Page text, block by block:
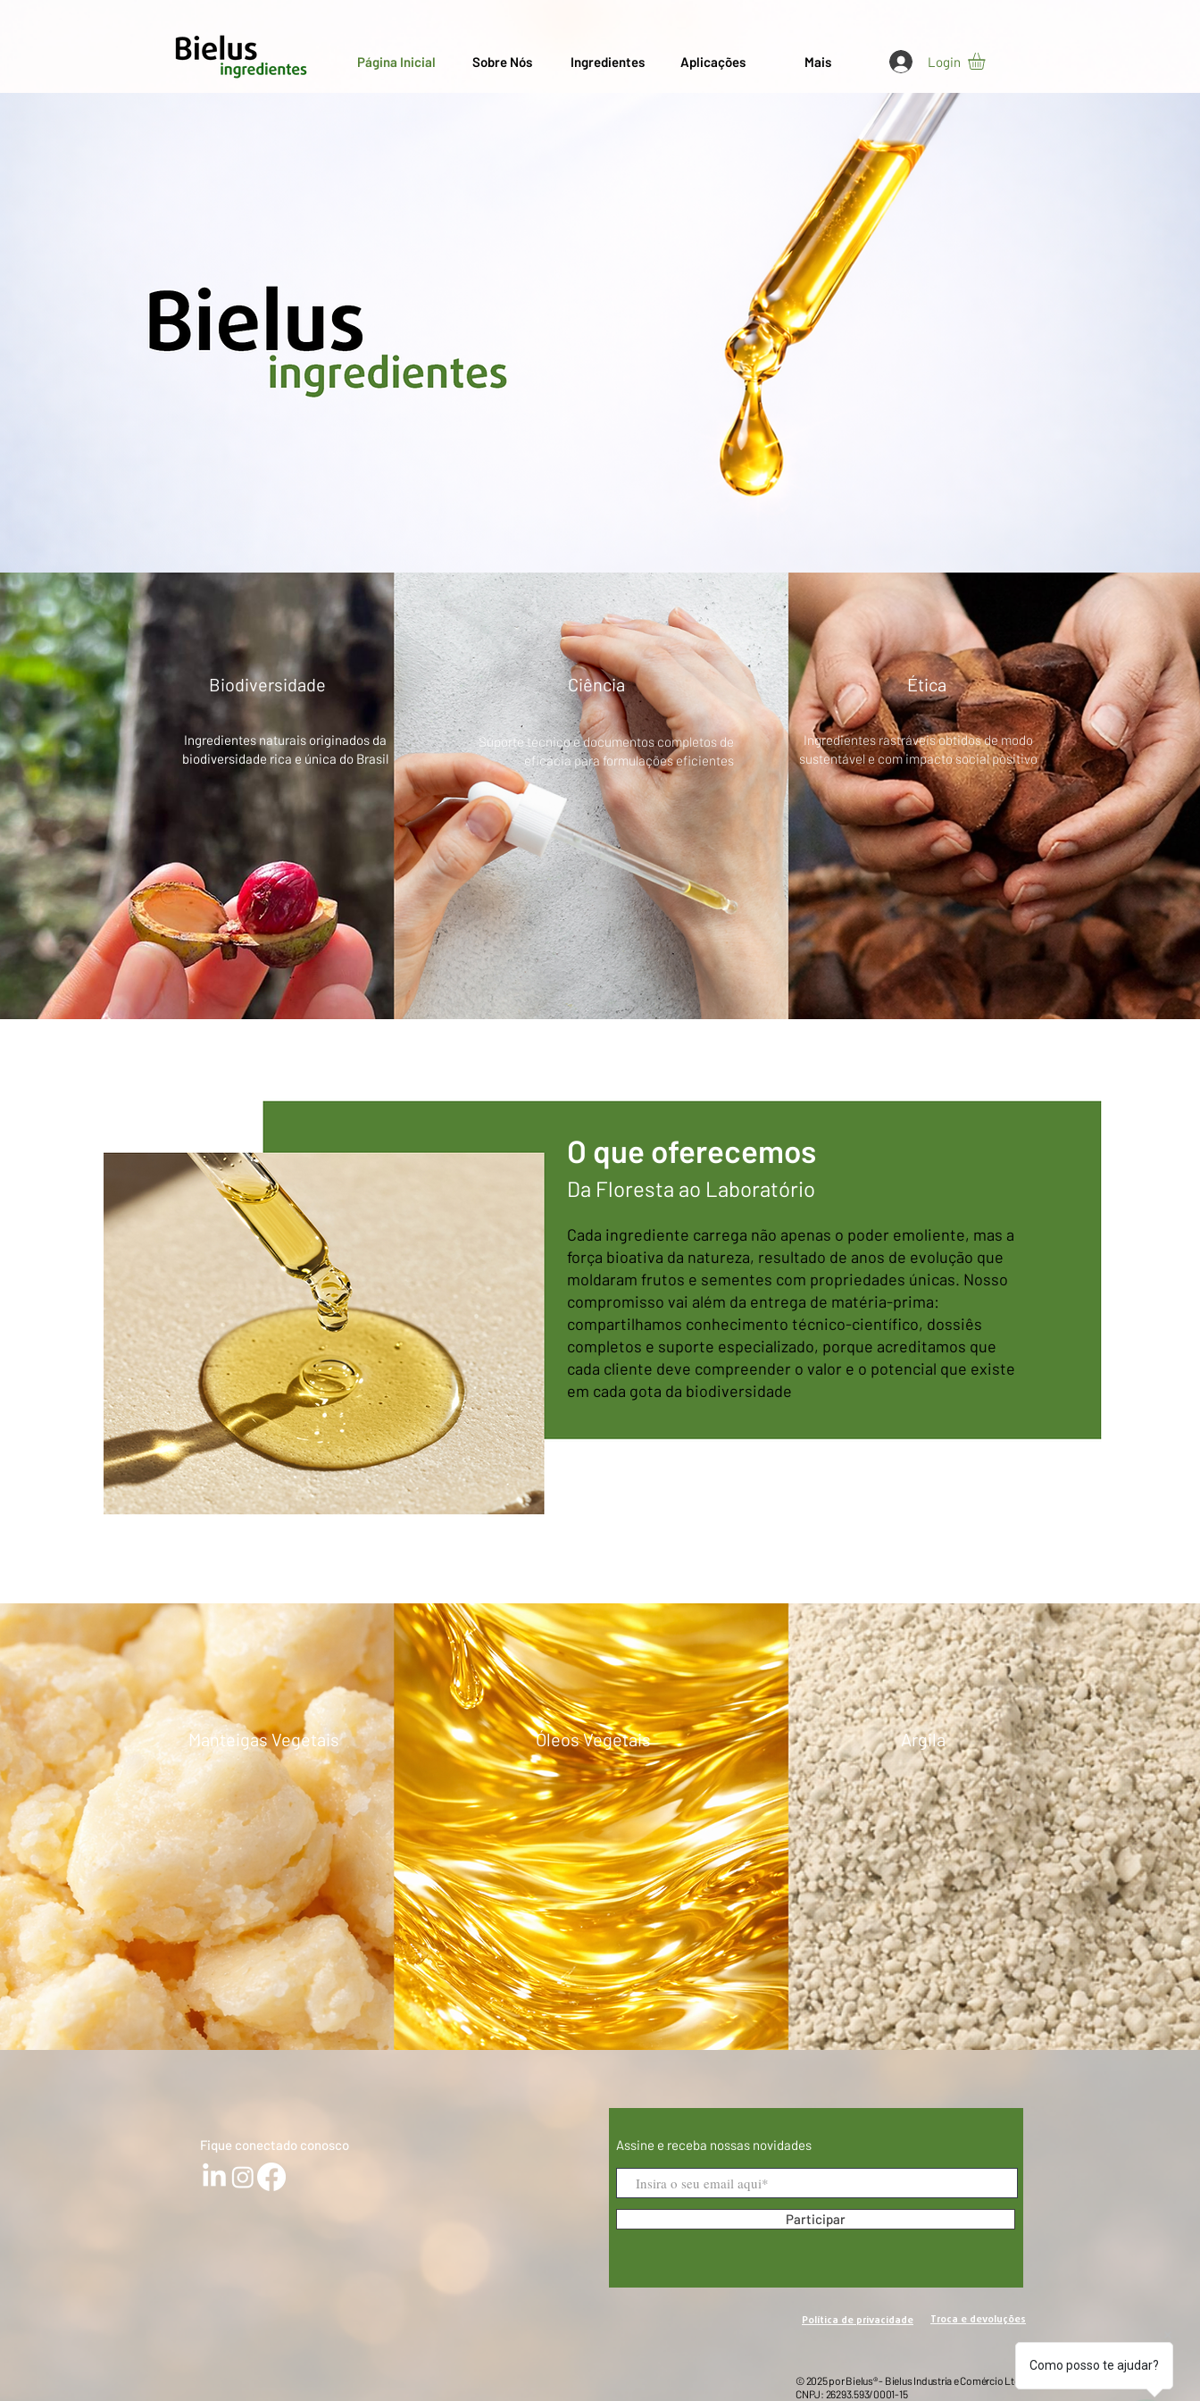
Página Inicial Sobre Nós Ingredientes Aplicações Mais Login
Ciência
Biodiversidade Ética
Suporte técnico e documentos completos de
eficácia para formulações eficientes
Ingredientes naturais originados da
biodiversidade rica e única do Brasil
Ingredientes rastráveis obtidos de modo
sustentável e com impacto social positivo
O que oferecemos
Da Floresta ao Laboratório
Cada ingrediente carrega não apenas o poder emoliente, mas a
força bioativa da natureza, resultado de anos de evolução que
moldaram frutos e sementes com propriedades únicas. Nosso
compromisso vai além da entrega de matéria-prima:
compartilhamos conhecimento técnico-científico, dossiês
completos e suporte especializado, porque acreditamos que
cada cliente deve compreender o valor e o potencial que existe
em cada gota da biodiversidade
Óleos Vegetais
Manteigas Vegetais Argila
Assine e receba nossas novidades
Participar
Fique conectado conosco
Política de privacidade Troca e devoluções
© 2025 por Bielus® - Bielus Industria e Comércio Ltda
CNPJ: 26293.593/0001-15
Como posso te ajudar?